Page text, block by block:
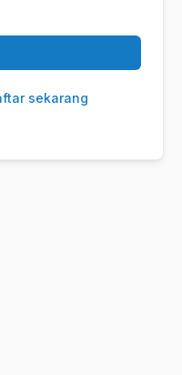
sekarang